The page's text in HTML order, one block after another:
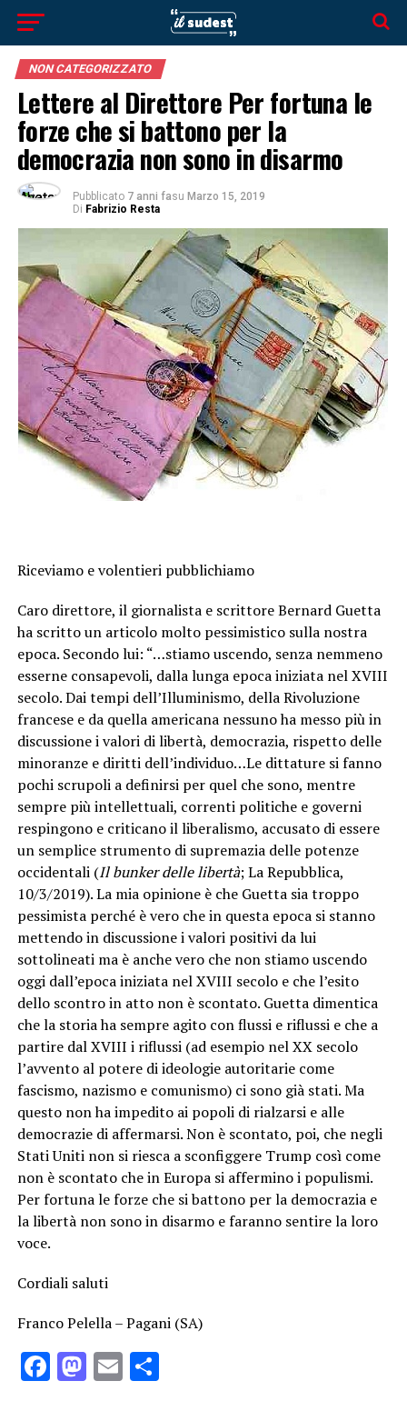
NON CATEGORIZZATO
Lettere al Direttore Per fortuna le
forze che si battono per la
democrazia non sono in disarmo
Pubblicato 7 anni fasu Marzo 15, 2019
Di Fabrizio Resta
Riceviamo e volentieri pubblichiamo
Caro direttore, il giornalista e scrittore Bernard Guetta
ha scritto un articolo molto pessimistico sulla nostra
epoca. Secondo lui: “…stiamo uscendo, senza nemmeno
esserne consapevoli, dalla lunga epoca iniziata nel XVIII
secolo. Dai tempi dell’Illuminismo, della Rivoluzione
francese e da quella americana nessuno ha messo più in
discussione i valori di libertà, democrazia, rispetto delle
minoranze e diritti dell’individuo…Le dittature si fanno
pochi scrupoli a definirsi per quel che sono, mentre
sempre più intellettuali, correnti politiche e governi
respingono e criticano il liberalismo, accusato di essere
un semplice strumento di supremazia delle potenze
occidentali (Il bunker delle libertà; La Repubblica,
10/3/2019). La mia opinione è che Guetta sia troppo
pessimista perché è vero che in questa epoca si stanno
mettendo in discussione i valori positivi da lui
sottolineati ma è anche vero che non stiamo uscendo
oggi dall’epoca iniziata nel XVIII secolo e che l’esito
dello scontro in atto non è scontato. Guetta dimentica
che la storia ha sempre agito con flussi e riflussi e che a
partire dal XVIII i riflussi (ad esempio nel XX secolo
l’avvento al potere di ideologie autoritarie come
fascismo, nazismo e comunismo) ci sono già stati. Ma
questo non ha impedito ai popoli di rialzarsi e alle
democrazie di affermarsi. Non è scontato, poi, che negli
Stati Uniti non si riesca a sconfiggere Trump così come
non è scontato che in Europa si affermino i populismi.
Per fortuna le forze che si battono per la democrazia e
la libertà non sono in disarmo e faranno sentire la loro
voce.
Cordiali saluti
Franco Pelella – Pagani (SA)
Facebook
Mastodon
EmailCondividi